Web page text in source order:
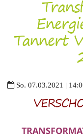
Tannert
So. 07.03.2021 |